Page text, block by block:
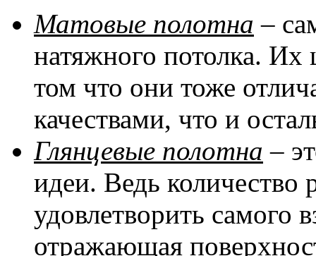
Матовые полотна –
натяжного потолка. Их
том что они тоже
качествами, что и
Глянцевые полотна –
идеи. Ведь количество
удовлетворить самого
отражающая